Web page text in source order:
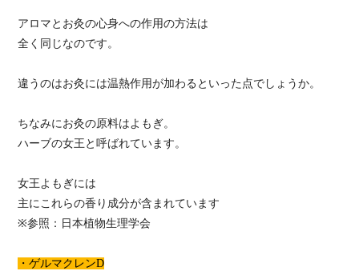
アロマとお灸の心身への作用の方法は
全く同じなのです。
違うのはお灸には温熱作用が加わるといった点でしょうか。
ちなみにお灸の原料はよもぎ。
ハーブの女王と呼ばれています。
女王よもぎには
主にこれらの香り成分が含まれています
※参照：日本植物生理学会
・ゲルマクレンD